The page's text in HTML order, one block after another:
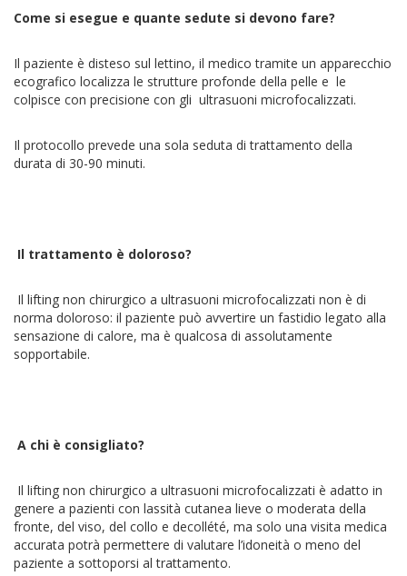
Come si esegue e quante sedute si devono fare?
Il paziente è disteso sul lettino, il medico tramite un apparecchio
ecografico localizza le strutture profonde della pelle e le
colpisce con precisione con gli ultrasuoni microfocalizzati.
Il protocollo prevede una sola seduta di trattamento della
durata di 30-90 minuti.
Il trattamento è doloroso?
Il lifting non chirurgico a ultrasuoni microfocalizzati non è di
norma doloroso: il paziente può avvertire un fastidio legato alla
sensazione di calore, ma è qualcosa di assolutamente
sopportabile.
A chi è consigliato?
Il lifting non chirurgico a ultrasuoni microfocalizzati è adatto in
genere a pazienti con lassità cutanea lieve o moderata della
fronte, del viso, del collo e decollété, ma solo una visita medica
accurata potrà permettere di valutare l’idoneità o meno del
paziente a sottoporsi al trattamento.